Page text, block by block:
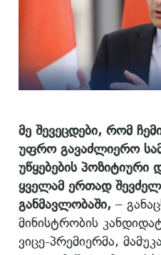
მე შევეცდები, რომ
უფრო გავაძლიერო
უწყებების პოზიტიური
ყველამ ერთად
განმავლობაში, –
მინისტრობის
ვიცე-პრემიერმა,